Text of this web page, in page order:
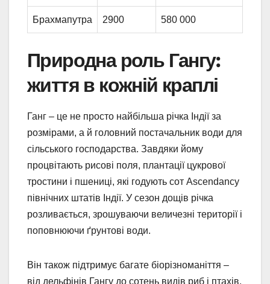
Брахмапутра 2900 580 000
Природна роль Гангу:
життя в кожній краплі
Ганг – це не просто найбільша річка Індії за
розмірами, а й головний постачальник води для
сільського господарства. Завдяки йому
процвітають рисові поля, плантації цукрової
тростини і пшениці, які годують сот Ascendancy
північних штатів Індії. У сезон дощів річка
розливається, зрошуваючи величезні території і
поповнюючи ґрунтові води.
Він також підтримує багате біорізноманіття –
від дельфінів Гангу до сотень видів риб і птахів.